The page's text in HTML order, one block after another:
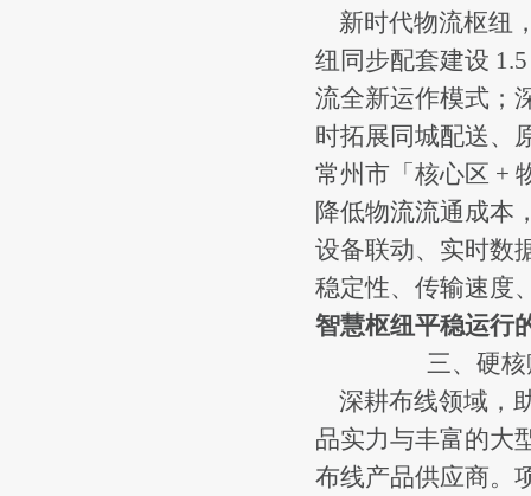
新时代物流枢纽
纽同步配套建设
流全新运作模式；
时拓展同城配送、
常州市「核心区 +
降低物流流通成本
设备联动、实时数
稳定性、传输速度
智慧枢纽平稳运行
三、硬
深耕布线领域，
品实力与丰富的大
布线产品供应商。